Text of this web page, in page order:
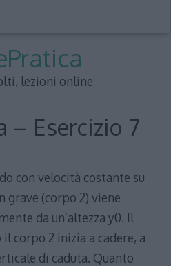
lezioni online
– Esercizio 7
con velocità costante su
grave (corpo 2) viene
da un’altezza y0. Il
corpo 2 inizia a cadere, a
di caduta. Quanto